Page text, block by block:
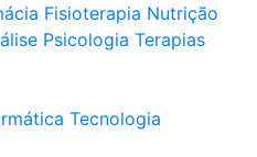
Fisioterapia Nutrição
Psicologia Terapias
Tecnologia